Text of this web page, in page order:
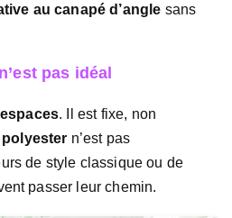
au canapé d’angle sans
pas idéal
. Il est fixe, non
n’est pas
de style classique ou de
passer leur chemin.